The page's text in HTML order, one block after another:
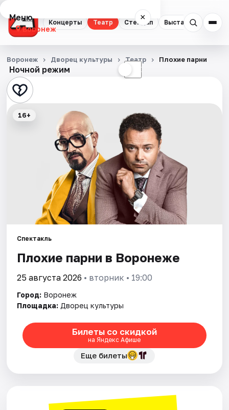
Концерты Театр Стендап Выставки
Меню ×
Воронеж
Концерты
Театр
Стендап
События
Города
Площадки
Артисты
Рейтинги
Ночной режим ☾
Воронеж Дворец культуры Театр Плохие парни
16+
Спектакль
Плохие парни в Воронеже
25 августа 2026 • вторник • 19:00
Город: Воронеж
Площадка: Дворец культуры
Билеты со скидкой
на Яндекс Афише
Еще билеты